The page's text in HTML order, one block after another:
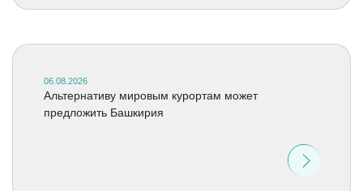
06.08.2026
Альтернативу мировым курортам может
предложить Башкирия